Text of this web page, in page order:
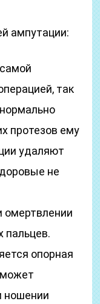
ампутации:
так
протезов ему
удаляют
не
омертвлении
пальцев.
опорная
может
ношении